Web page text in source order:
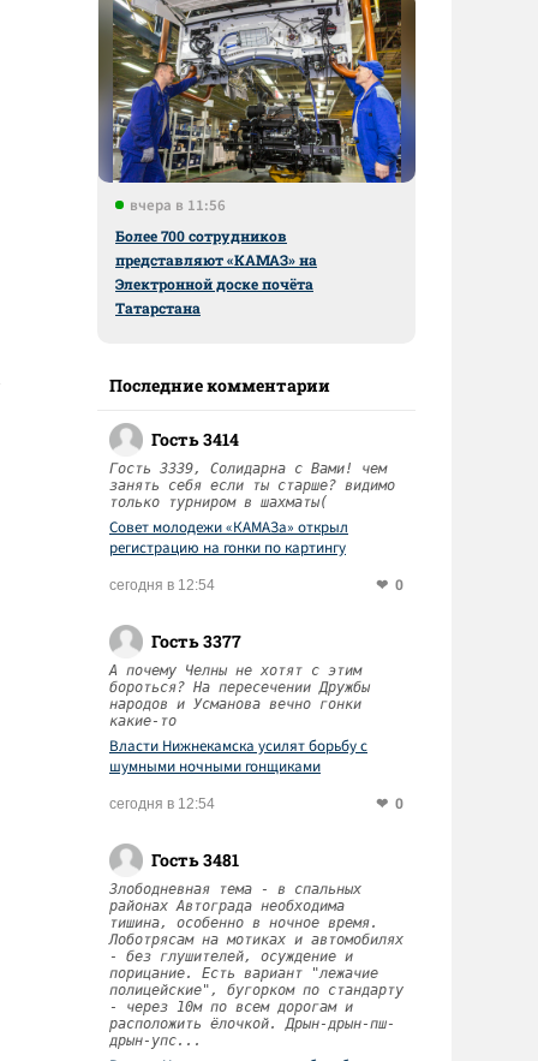
вчера в 11:56
Более 700 сотрудников
представляют «КАМАЗ» на
Электронной доске почёта
Татарстана
Последние комментарии
Гость 3414
Гость 3339, Солидарна с Вами! чем
занять себя если ты старше? видимо
только турниром в шахматы(
Совет молодежи «КАМАЗа» открыл
регистрацию на гонки по картингу
сегодня в 12:54 0
Гость 3377
А почему Челны не хотят с этим
бороться? На пересечении Дружбы
народов и Усманова вечно гонки
какие-то
Власти Нижнекамска усилят борьбу с
шумными ночными гонщиками
сегодня в 12:54 0
Гость 3481
Злободневная тема - в спальных
районах Автограда необходима
тишина, особенно в ночное время.
Лоботрясам на мотиках и автомобилях
- без глушителей, осуждение и
порицание. Есть вариант "лежачие
полицейские", бугорком по стандарту
- через 10м по всем дорогам и
расположить ёлочкой. Дрын-дрын-пш-
дрын-упс...